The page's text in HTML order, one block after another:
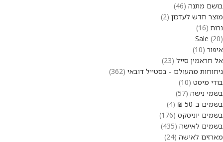
בושם מתנה 46
מוצר חדש לעדכון 2
נרות 16
Sale 20
איפור 10
אל חראמין סייל 23
ניחוחות מהעולם - בסטייל דובאי 362
בודי מיסט 10
בשמי נישה 57
בשמים ב-50 ₪
4
בשמים יוניסקס 176
בשמים לאישה 435
מארזים לאישה 24